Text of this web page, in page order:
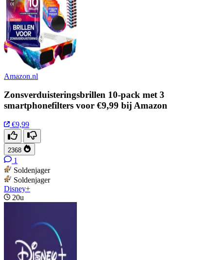
Amazon.nl
Zonsverduisteringsbrillen 10-pack met 3
smartphonefilters voor €9,99 bij Amazon
€9,99
2368
1
Soldenjager
Soldenjager
Disney+
20u